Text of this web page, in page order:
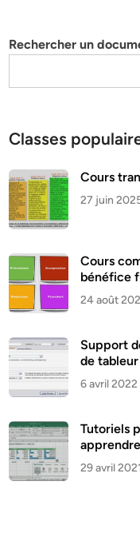
Rechercher un
Classes
Cours
27 juin
Cours
bénéfice
24 août
Support
de tableur
6 avril 2022
Tutoriels
29 avril